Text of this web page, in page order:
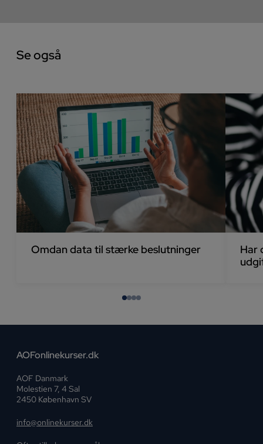
Se også
Omdan data til stærke beslutninger
Har
AOFonlinekurser.dk
AOF Danmark
Molestien 7, 4 Sal
2450 København SV
info@onlinekurser.dk